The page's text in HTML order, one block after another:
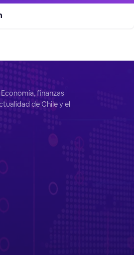
finanzas
de Chile y el